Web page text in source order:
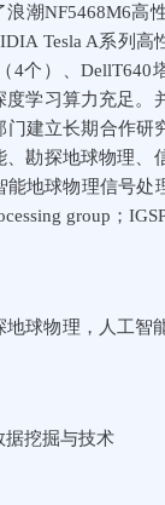
浪潮NF5468M6高
Tesla A系列高
4个）、DellT640
度学习算力充足。
门建立长期合作研
、勘探地球物理、
能地球物理信号处
group ；
地球物理，人工智
据挖掘与技术